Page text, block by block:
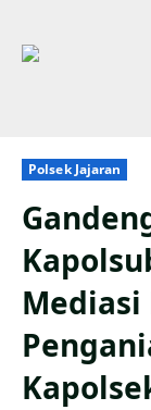
Polsek Jajaran
Mediasi